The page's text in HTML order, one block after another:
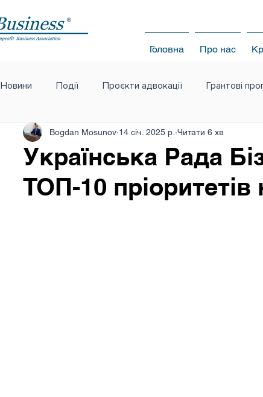
Головна Про нас
Новини Події Проєкти адвокації Грантові
Українська Рада
ТОП-10 пріоритетів
Bogdan Mosunov 14 січ. 2025 р. Читати 6 хв